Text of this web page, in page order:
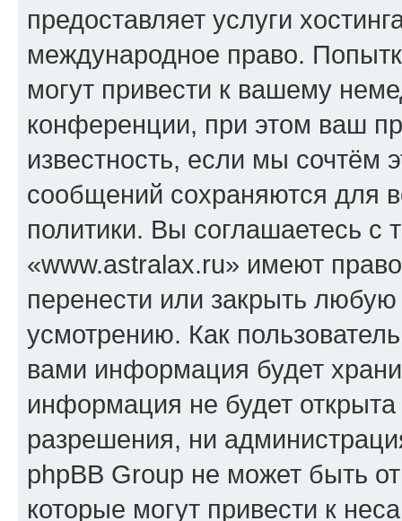
предоставляет услуги
международное право.
могут привести к вашему
конференции, при этом ваш
известность, если мы сочтём
сообщений сохраняются для
политики. Вы соглашаетесь
«www.astralax.ru» имеют
перенести или закрыть
усмотрению. Как
вами информация будет
информация не будет
разрешения, ни
phpBB Group не может быть
которые могут привести к